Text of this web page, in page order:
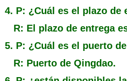
4. P: ¿Cuál es el plazo
R: El plazo de entrega
5. P: ¿Cuál es el puerto
R: Puerto de Qingdao.